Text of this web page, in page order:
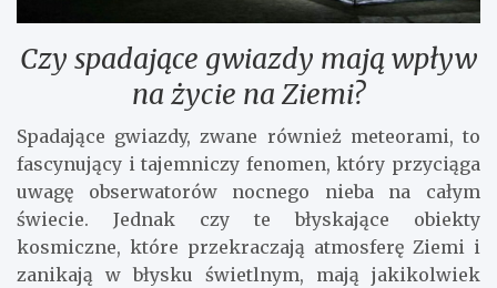
Czy spadające gwiazdy mają wpływ
na życie na Ziemi?
Spadające gwiazdy, zwane również meteorami, to
fascynujący i tajemniczy fenomen, który przyciąga
uwagę obserwatorów nocnego nieba na całym
świecie. Jednak czy te błyskające obiekty
kosmiczne, które przekraczają atmosferę Ziemi i
zanikają w błysku świetlnym, mają jakikolwiek